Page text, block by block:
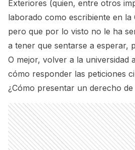
Exteriores (quien, entre otros
laborado como escribiente en la
pero que por lo visto no le ha
a tener que sentarse a esperar,
O mejor, volver a la universidad
cómo responder las peticiones
¿Cómo presentar un derecho de